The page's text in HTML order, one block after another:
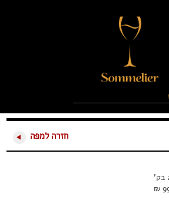
חזרה למפה